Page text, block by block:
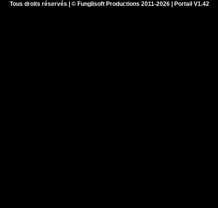
Tous droits réservés | © Funglisoft Productions 2011-2026 | Portail V1.42